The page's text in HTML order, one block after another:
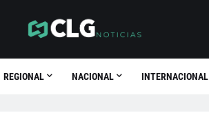
REGIONAL NACIONAL INTERNACIONAL